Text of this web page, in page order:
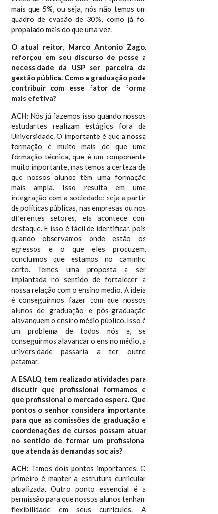
mais que 5%, ou seja, nós não temos um
quadro de evasão de 30%, como já foi
propalado mais do que uma vez.
O atual reitor, Marco Antonio Zago,
reforçou em seu discurso de posse a
necessidade da USP ser parceira da
gestão pública. Como a graduação pode
contribuir com esse fator de forma
mais efetiva?
ACH: Nós já fazemos isso quando nossos
estudantes realizam estágios fora da
Universidade. O importante é que a nossa
formação é muito mais do que uma
formação técnica, que é um componente
muito importante, mas temos a certeza de
que nossos alunos têm uma formação
mais ampla. Isso resulta em uma
integração com a sociedade: seja a partir
de políticas públicas, nas empresas ou nos
diferentes setores, ela acontece com
destaque. E isso é fácil de identificar, pois
quando observamos onde estão os
egressos e o que eles produzem,
concluímos que estamos no caminho
certo. Temos uma proposta a ser
implantada no sentido de fortalecer a
nossa relação com o ensino médio. A ideia
é conseguirmos fazer com que nossos
alunos de graduação e pós-graduação
alavanquem o ensino médio público. Isso é
um problema de todos nós e, se
conseguirmos alavancar o ensino médio, a
universidade passaria a ter outro
patamar.
A ESALQ tem realizado atividades para
discutir que profissional formamos e
que profissional o mercado espera. Que
pontos o senhor considera importante
para que as comissões de graduação e
coordenações de cursos possam atuar
no sentido de formar um profissional
que atenda às demandas sociais?
ACH: Temos dois pontos importantes. O
primeiro é manter a estrutura curricular
atualizada. Outro ponto essencial é a
permissão para que nossos alunos tenham
flexibilidade em seus currículos. A